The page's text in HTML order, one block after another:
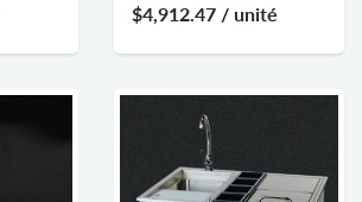
$4,912.47 / unité